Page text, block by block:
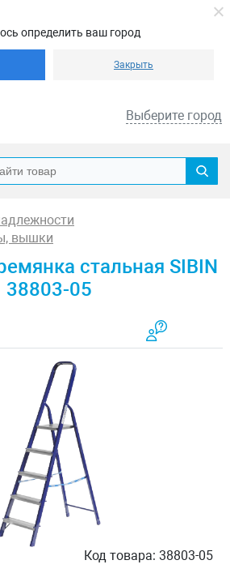
определить ваш город
Закрыть
Выберите город
вышки
стальная SIBIN
38803-05
Код товара: 38803-05